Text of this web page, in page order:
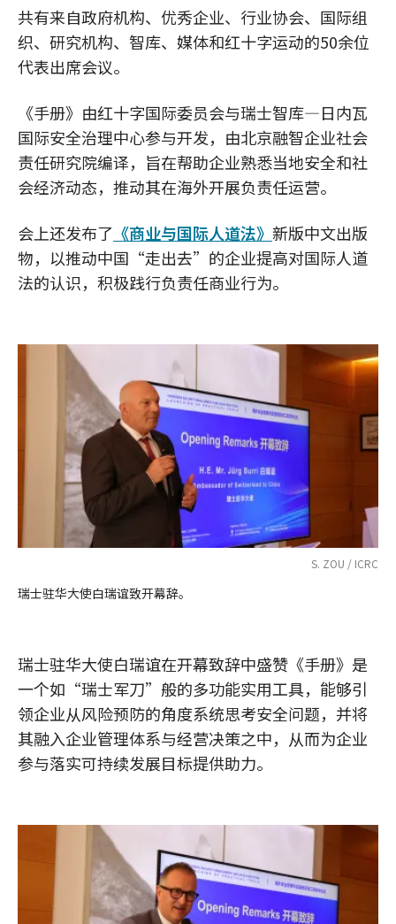
共有来自政府机构、优秀企业、行业协会、国际组
织、研究机构、智库、媒体和红十字运动的50余位
代表出席会议。
《手册》由红十字国际委员会与瑞士智库—日内瓦
国际安全治理中心参与开发，由北京融智企业社会
责任研究院编译，旨在帮助企业熟悉当地安全和社
会经济动态，推动其在海外开展负责任运营。
会上还发布了 《商业与国际人道法》 新版中文出版
物，以推动中国“走出去”的企业提高对国际人道
法的认识，积极践行负责任商业行为。
S. ZOU / ICRC
瑞士驻华大使白瑞谊致开幕辞。
瑞士驻华大使白瑞谊在开幕致辞中盛赞《手册》是
一个如“瑞士军刀”般的多功能实用工具，能够引
领企业从风险预防的角度系统思考安全问题，并将
其融入企业管理体系与经营决策之中，从而为企业
参与落实可持续发展目标提供助力。